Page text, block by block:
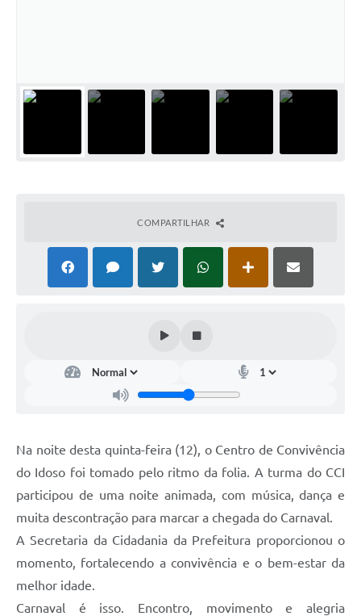
COMPARTILHAR
Na noite desta quinta-feira (12), o Centro de Convivência
do Idoso foi tomado pelo ritmo da folia. A turma do CCI
participou de uma noite animada, com música, dança e
muita descontração para marcar a chegada do Carnaval.
A Secretaria da Cidadania da Prefeitura proporcionou o
momento, fortalecendo a convivência e o bem-estar da
melhor idade.
Carnaval é isso. Encontro, movimento e alegria